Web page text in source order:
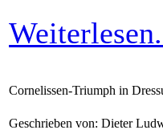
Cornelissen-Triumph in
Geschrieben von: Dieter